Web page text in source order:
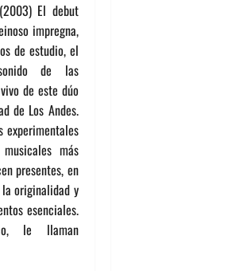
El debut
impregna,
de estudio, el
de las
de este dúo
de Los Andes.
experimentales
más
presentes, en
originalidad y
esenciales.
le llaman